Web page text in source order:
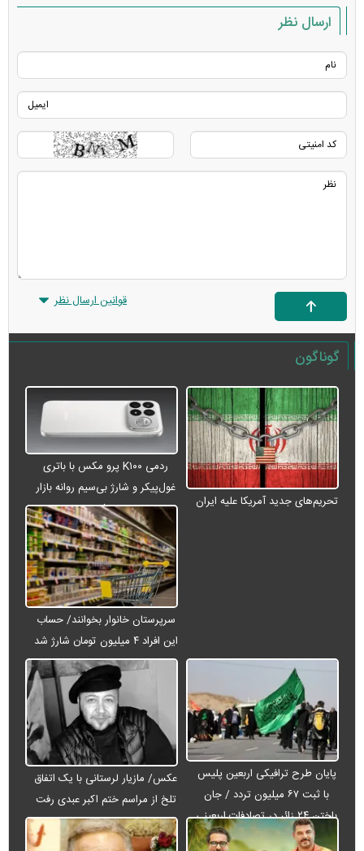
ارسال نظر
قوانین ارسال نظر
گوناگون
تحریم‌های جدید آمریکا علیه ایران
ردمی K۱۰۰ پرو مکس با باتری
غول‌پیکر و شارژ بی‌سیم روانه بازار
می‌شود
سرپرستان خانوار بخوانند/ حساب
این افراد ۴ میلیون تومان شارژ شد
پایان طرح ترافیکی اربعین پلیس
با ثبت ۶۷ میلیون تردد / جان
باختن ۲۴ زائر در تصادفات اربعینی
عکس/ مازیار لرستانی با یک اتفاق
تلخ از مراسم ختم اکبر عبدی رفت